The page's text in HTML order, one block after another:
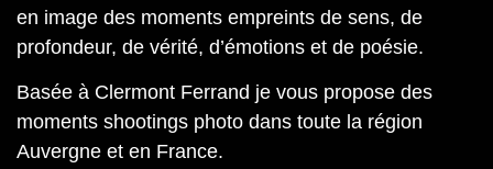
en image des moments empreints de sens, de
profondeur, de vérité, d’émotions et de poésie.
Basée à Clermont Ferrand je vous propose des
moments shootings photo dans toute la région
Auvergne et en France.